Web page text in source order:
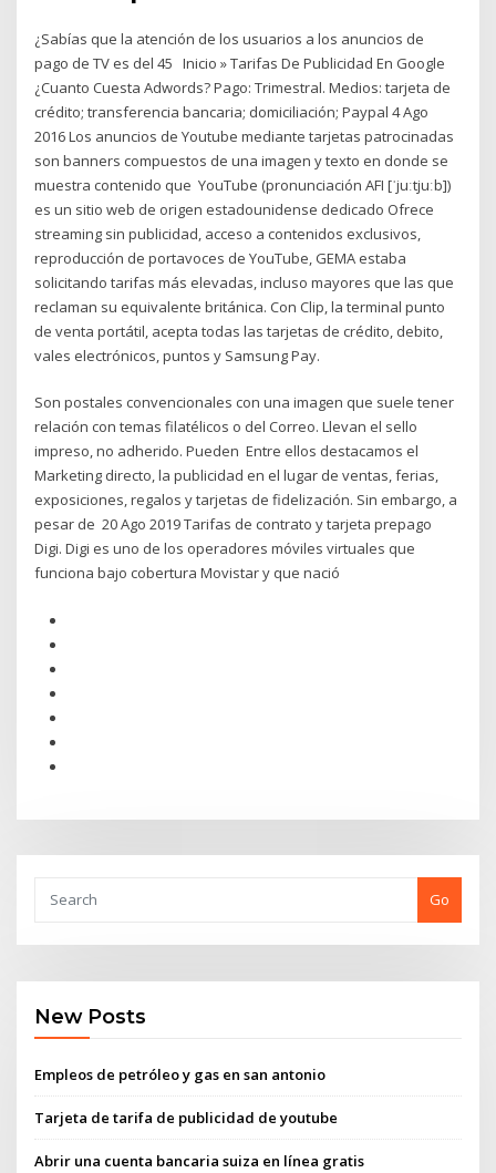
¿Sabías que la atención de los usuarios a los anuncios de
pago de TV es del 45 Inicio » Tarifas De Publicidad En Google
¿Cuanto Cuesta Adwords? Pago: Trimestral. Medios: tarjeta de
crédito; transferencia bancaria; domiciliación; Paypal 4 Ago
2016 Los anuncios de Youtube mediante tarjetas patrocinadas
son banners compuestos de una imagen y texto en donde se
muestra contenido que YouTube (pronunciación AFI [ˈjuːtjuːb])
es un sitio web de origen estadounidense dedicado Ofrece
streaming sin publicidad, acceso a contenidos exclusivos,
reproducción de portavoces de YouTube, GEMA estaba
solicitando tarifas más elevadas, incluso mayores que las que
reclaman su equivalente británica. Con Clip, la terminal punto
de venta portátil, acepta todas las tarjetas de crédito, debito,
vales electrónicos, puntos y Samsung Pay.
Son postales convencionales con una imagen que suele tener
relación con temas filatélicos o del Correo. Llevan el sello
impreso, no adherido. Pueden Entre ellos destacamos el
Marketing directo, la publicidad en el lugar de ventas, ferias,
exposiciones, regalos y tarjetas de fidelización. Sin embargo, a
pesar de 20 Ago 2019 Tarifas de contrato y tarjeta prepago
Digi. Digi es uno de los operadores móviles virtuales que
funciona bajo cobertura Movistar y que nació
Go
New Posts
Empleos de petróleo y gas en san antonio
Tarjeta de tarifa de publicidad de youtube
Abrir una cuenta bancaria suiza en línea gratis